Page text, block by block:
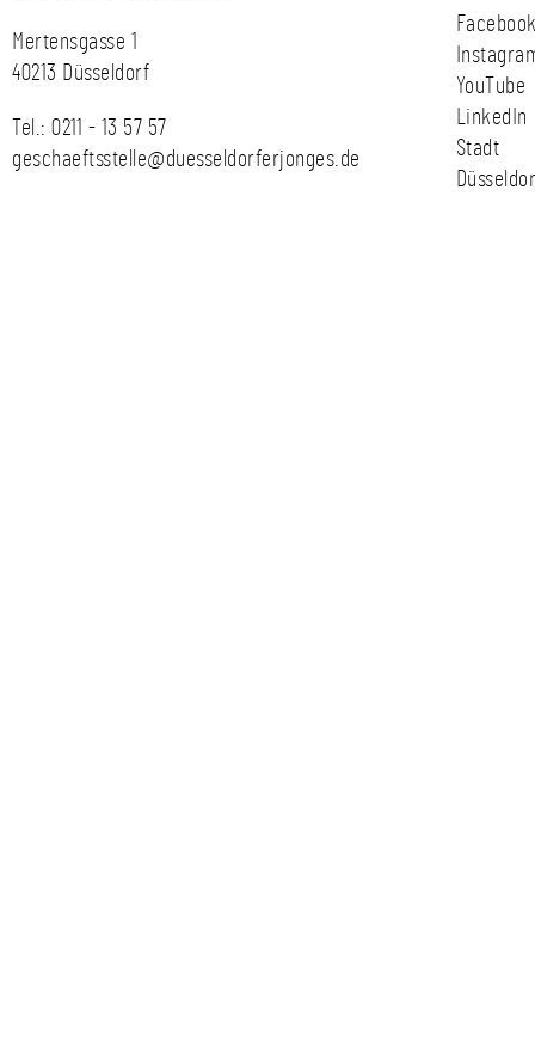
Mertensgasse 1
40213 Düsseldorf
Tel.: 0211 - 13 57 57
geschaeftsstelle@duesseldorferjonges.de
YouTube
LinkedIn
Stadt